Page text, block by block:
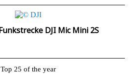
DJI Mic Mini 2S
Top 25 of the year